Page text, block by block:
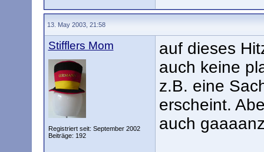
13. May 2003, 21:58
Stifflers Mom
Registriert seit: September 2002
Beiträge: 192
auf dieses
auch keine
z.B. eine
erscheint.
auch